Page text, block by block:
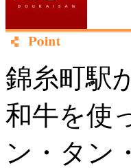
錦糸町駅
和牛を使
ン・タン